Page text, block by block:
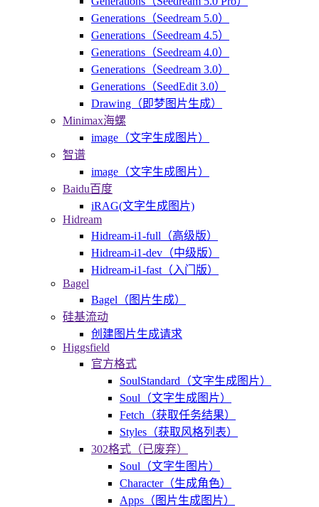
Generations（Seedream 5.0）
Generations（Seedream 4.5）
Generations（Seedream 4.0）
Generations（Seedream 3.0）
Generations（SeedEdit 3.0）
Drawing（即梦图片生成）
Minimax海螺
image（文字生成图片）
智谱
image（文字生成图片）
Baidu百度
iRAG(文字生成图片)
Hidream
Hidream-i1-full（高级版）
Hidream-i1-dev（中级版）
Hidream-i1-fast（入门版）
Bagel
Bagel（图片生成）
硅基流动
创建图片生成请求
Higgsfield
官方格式
SoulStandard（文字生成图片）
Soul（文字生成图片）
Fetch（获取任务结果）
Styles（获取风格列表）
302格式（已废弃）
Soul（文字生图片）
Character（生成角色）
Apps（图片生成图片）